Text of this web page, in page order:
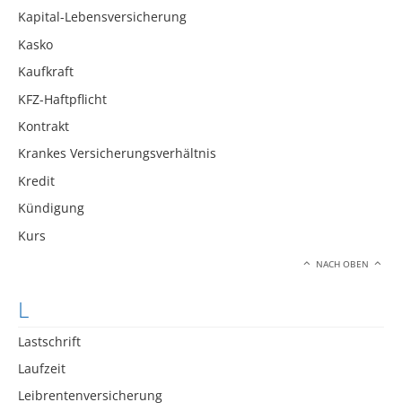
Kapital-Lebensversicherung
Kasko
Kaufkraft
KFZ-Haftpflicht
Kontrakt
Krankes Versicherungsverhältnis
Kredit
Kündigung
Kurs
NACH OBEN
L
Lastschrift
Laufzeit
Leibrentenversicherung